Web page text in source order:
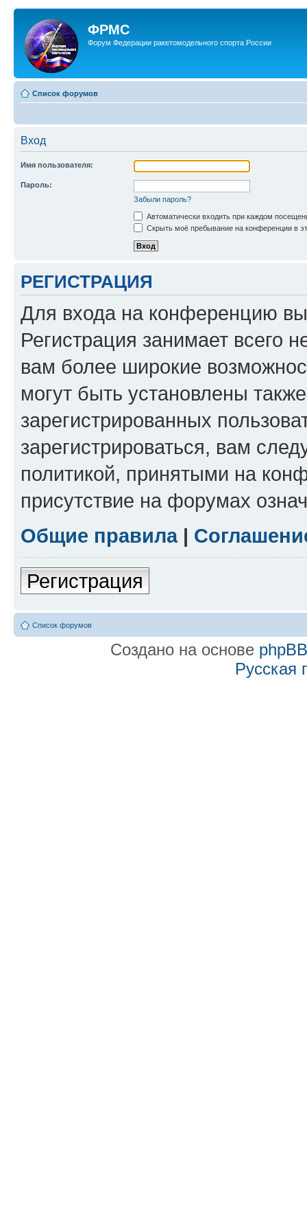
ФРМС
Форум Федерации ракетомодельного спорта России
Список форумов
Вход
Имя пользователя:
Пароль:
Забыли пароль?
Автоматически входить при каждом
Скрыть моё пребывание на конференции в
РЕГИСТРАЦИЯ
Для входа на конференцию
Регистрация занимает всего
вам более широкие
могут быть установлены
зарегистрированных
зарегистрироваться, вам
политикой, принятыми на
присутствие на форумах
Общие правила|
Регистрация
Список форумов
Создано на основе phpBB
Русская